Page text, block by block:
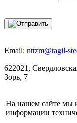
Email: nttzm@tagil-
622021,
Зорь, 7
На нашем сайте мы
информации